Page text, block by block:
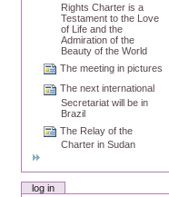
Rights Charter is a
Testament to the Love
of Life and the
Admiration of the
Beauty of the World
The meeting in pictures
The next international
Secretariat will be in
Brazil
The Relay of the
Charter in Sudan
log in